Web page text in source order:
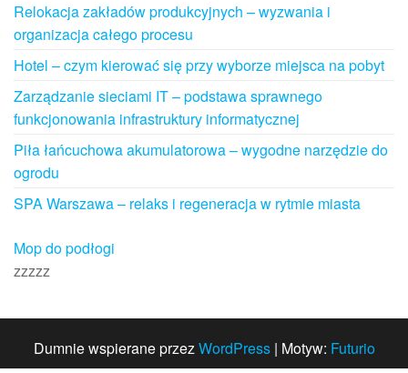
Relokacja zakładów produkcyjnych – wyzwania i
organizacja całego procesu
Hotel – czym kierować się przy wyborze miejsca na pobyt
Zarządzanie sieciami IT – podstawa sprawnego
funkcjonowania infrastruktury informatycznej
Piła łańcuchowa akumulatorowa – wygodne narzędzie do
ogrodu
SPA Warszawa – relaks i regeneracja w rytmie miasta
Mop do podłogi
zzzzz
Dumnie wspierane przezWordPress | Motyw: Futurio